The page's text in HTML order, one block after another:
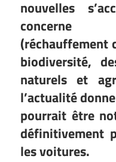
nouvelles
concerne
(réchauffement
biodiversité,
naturels et
l’actualité
pourrait être
définitivement
les voitures.